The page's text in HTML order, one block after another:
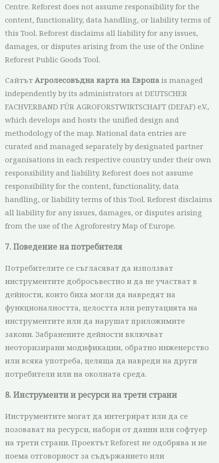
Centre. Reforest does not assume responsibility for the
content, functionality, data handling, or liability terms of
this Tool. Reforest disclaims all liability for any issues,
damages, or disputes arising from the use of the Online
Reforest Public Goods Tool.
Сайтът Агролесовъдна карта на Европа is managed
independently by its administrators at DEUTSCHER
FACHVERBAND FÜR AGROFORSTWIRTSCHAFT (DEFAF) e.V.,
which develops and hosts the unified design and
methodology of the map. National data entries are
curated and managed separately by designated partner
organisations in each respective country under their own
responsibility and liability. Reforest does not assume
responsibility for the content, functionality, data
handling, or liability terms of this Tool. Reforest disclaims
all liability for any issues, damages, or disputes arising
from the use of the Agroforestry Map of Europe.
7. Поведение на потребителя
Потребителите се съгласяват да използват
инструментите добросъвестно и да не участват в
дейности, които биха могли да навредят на
функционалността, целостта или репутацията на
инструментите или да нарушат приложимите
закони. Забранените дейности включват
неоторизирани модификации, обратно инженерство
или всяка употреба, целяща да навреди на други
потребители или на околната среда.
8. Инструменти и ресурси на трети страни
Инструментите могат да интегрират или да се
позовават на ресурси, набори от данни или софтуер
на трети страни. Проектът Reforest не одобрява и не
поема отговорност за съдържанието или